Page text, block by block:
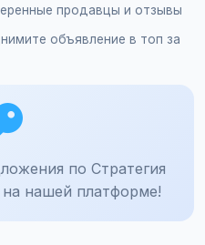
продавцы и отзывы
объявление в топ за
по Стратегия
нашей платформе!